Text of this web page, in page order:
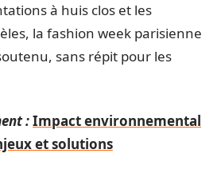
à huis clos et les
la fashion week parisienne
sans répit pour les
:Impact environnemental
et solutions